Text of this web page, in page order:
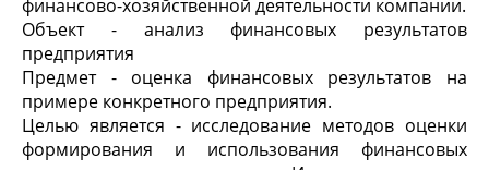
финансово-хозяйственной деятельности компании.
Объект - анализ финансовых результатов
предприятия
Предмет - оценка финансовых результатов на
примере конкретного предприятия.
Целью является - исследование методов оценки
формирования и использования финансовых